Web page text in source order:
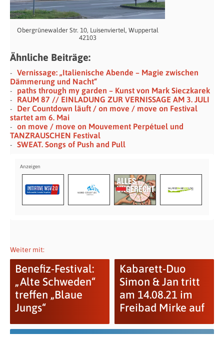
Obergrünewalder Str. 10, Luisenviertel, Wuppertal
42103
Ähnliche Beiträge:
Vernissage: „Italienische Abende – Magie zwischen
Dämmerung und Nacht“
paths through my garden – Kunst von Mark Sieczkarek
RAUM 87 // EINLADUNG ZUR VERNISSAGE AM 3. JULI
Der Countdown läuft / on move / move on Festival
startet am 6. Mai
on move / move on Mouvement Perpétuel und
TANZRAUSCHEN Festival
SWEAT. Songs of Push and Pull
Weiter mit:
Benefiz-Festival:
„Alte Schweden“
treffen „Blaue
Jungs“
Kabarett-Duo
Simon & Jan tritt
am 14.08.21 im
Freibad Mirke auf